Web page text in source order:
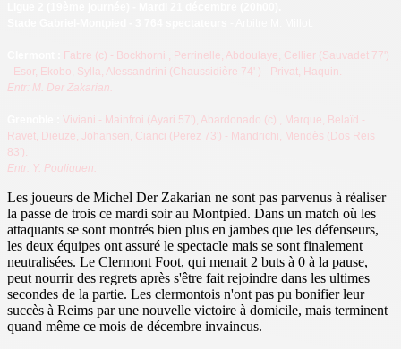
Fabre (c) - Bockhorni , Perrinelle, Abdoulaye, Cellier (Sauvadet 77')
- Esor, Ekobo, Sylla, Alessandrini (Chaussidière 74' ) - Privat, Haquin.
Entr: M. Der Zakarian.
Viviani - Mainfroi (Ayari 57'), Abardonado (c) , Marque, Belaïd -
Ravet, Dieuze, Johansen, Cianci (Perez 73') - Mandrichi, Mendès (Dos Reis
83').
Entr: Y. Pouliquen.
Les joueurs de Michel Der Zakarian ne sont pas parvenus à réaliser
la passe de trois ce mardi soir au Montpied. Dans un match où les
attaquants se sont montrés bien plus en jambes que les défenseurs,
les deux équipes ont assuré le spectacle mais se sont finalement
neutralisées. Le Clermont Foot, qui menait 2 buts à 0 à la pause,
peut nourrir des regrets après s'être fait rejoindre dans les ultimes
secondes de la partie. Les clermontois n'ont pas pu bonifier leur
succès à Reims par une nouvelle victoire à domicile, mais terminent
quand même ce mois de décembre invaincus.